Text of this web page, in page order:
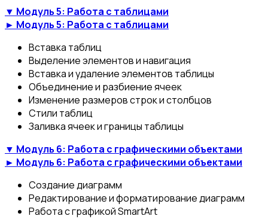
▼ Модуль 5: Работа с таблицами
► Модуль 5: Работа с таблицами
Вставка таблиц
Выделение элементов и навигация
Вставка и удаление элементов таблицы
Объединение и разбиение ячеек
Изменение размеров строк и столбцов
Стили таблиц
Заливка ячеек и границы таблицы
▼ Модуль 6: Работа с графическими объектами
► Модуль 6: Работа с графическими объектами
Создание диаграмм
Редактирование и форматирование диаграмм
Работа с графикой SmartArt